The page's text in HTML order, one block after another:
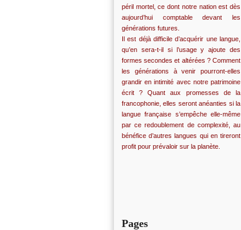
péril mortel, ce dont notre nation est dès
aujourd’hui comptable devant les
générations futures.
Il est déjà difficile d’acquérir une langue,
qu’en sera-t-il si l’usage y ajoute des
formes secondes et altérées ? Comment
les générations à venir pourront-elles
grandir en intimité avec notre patrimoine
écrit ? Quant aux promesses de la
francophonie, elles seront anéanties si la
langue française s’empêche elle-même
par ce redoublement de complexité, au
bénéfice d’autres langues qui en tireront
profit pour prévaloir sur la planète.
Pages